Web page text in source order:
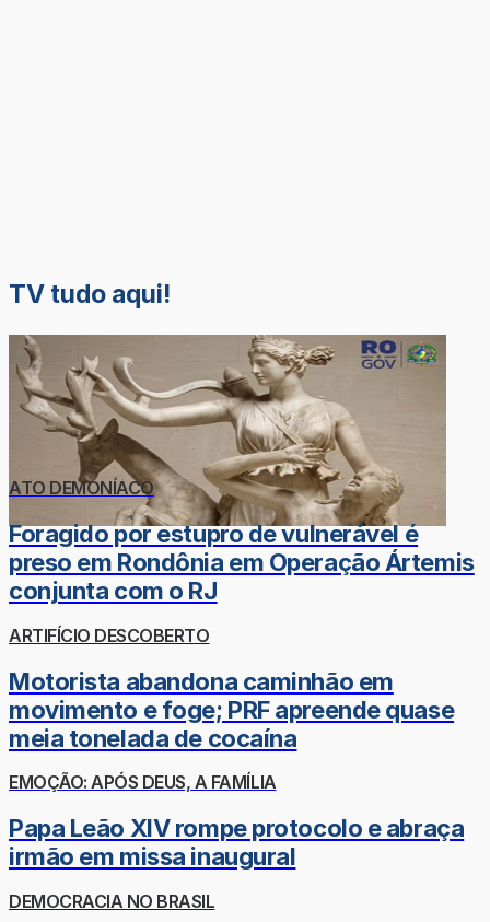
TV tudo aqui!
ATO DEMONÍACO
Foragido por estupro de vulnerável é
preso em Rondônia em Operação Ártemis
conjunta com o RJ
ARTIFÍCIO DESCOBERTO
Motorista abandona caminhão em
movimento e foge; PRF apreende quase
meia tonelada de cocaína
EMOÇÃO: APÓS DEUS, A FAMÍLIA
Papa Leão XIV rompe protocolo e abraça
irmão em missa inaugural
DEMOCRACIA NO BRASIL